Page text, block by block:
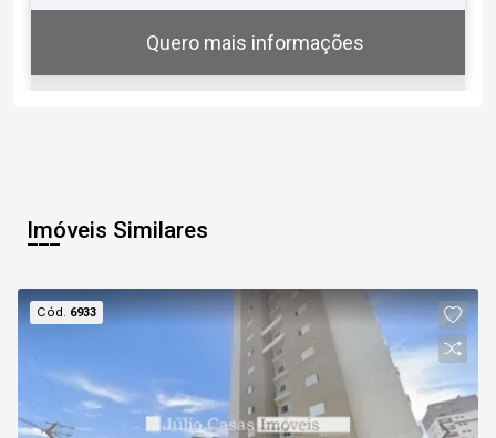
Quero mais informações
09
10
Aug/Mon
11:00
11:30 Continuar
Imóveis Similares
Cód. 6933